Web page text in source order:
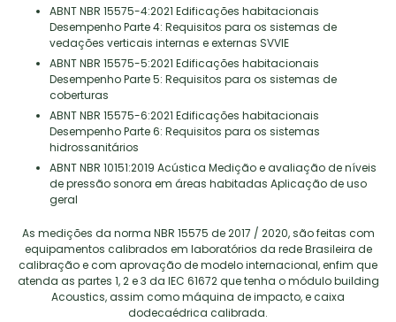
ABNT NBR 15575-4:2021 Edificações habitacionais
Desempenho Parte 4: Requisitos para os sistemas de
vedações verticais internas e externas SVVIE
ABNT NBR 15575-5:2021 Edificações habitacionais
Desempenho Parte 5: Requisitos para os sistemas de
coberturas
ABNT NBR 15575-6:2021 Edificações habitacionais
Desempenho Parte 6: Requisitos para os sistemas
hidrossanitários
ABNT NBR 10151:2019 Acústica Medição e avaliação de níveis
de pressão sonora em áreas habitadas Aplicação de uso
geral
As medições da norma NBR 15575 de 2017 / 2020, são feitas com
equipamentos calibrados em laboratórios da rede Brasileira de
calibração e com aprovação de modelo internacional, enfim que
atenda as partes 1, 2 e 3 da IEC 61672 que tenha o módulo building
Acoustics, assim como máquina de impacto, e caixa
dodecaédrica calibrada.